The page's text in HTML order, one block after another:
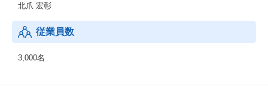
北爪 宏彰
従業員数
3,000名